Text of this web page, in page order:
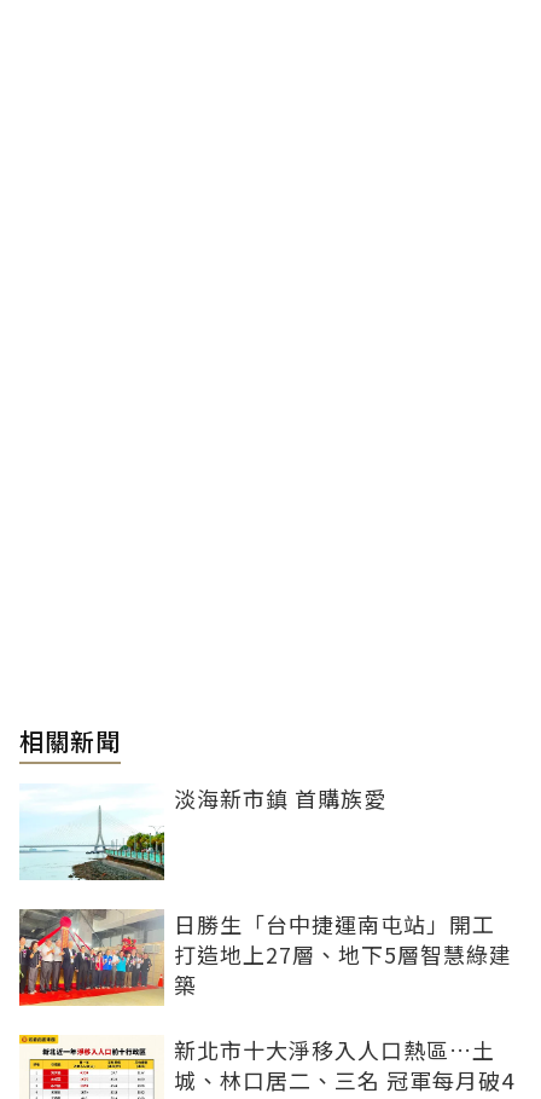
相關新聞
淡海新市鎮 首購族愛
日勝生「台中捷運南屯站」開工
打造地上27層、地下5層智慧綠建
築
新北市十大淨移入人口熱區…土
城、林口居二、三名 冠軍每月破4